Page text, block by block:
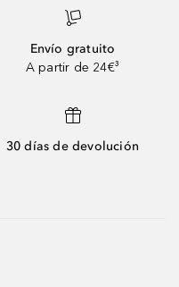
Envío gratuito
A partir de 24€³
30 días de devolución